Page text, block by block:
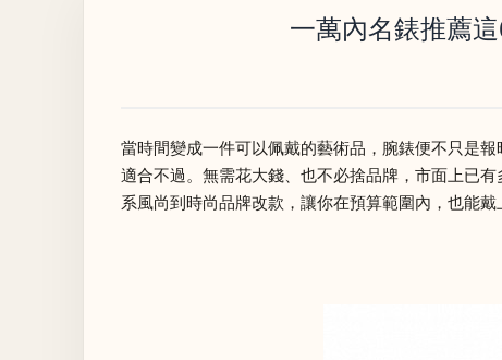
一萬內名錶推薦
當時間變成一件可以佩戴的藝術品，腕錶便不只是
適合不過。無需花大錢、也不必捨品牌，市面上已
系風尚到時尚品牌改款，讓你在預算範圍內，也能戴